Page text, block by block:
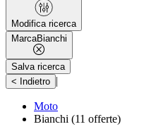
Modifica ricerca
MarcaBianchi
Salva ricerca
< Indietro |
Moto
Bianchi (11 offerte)